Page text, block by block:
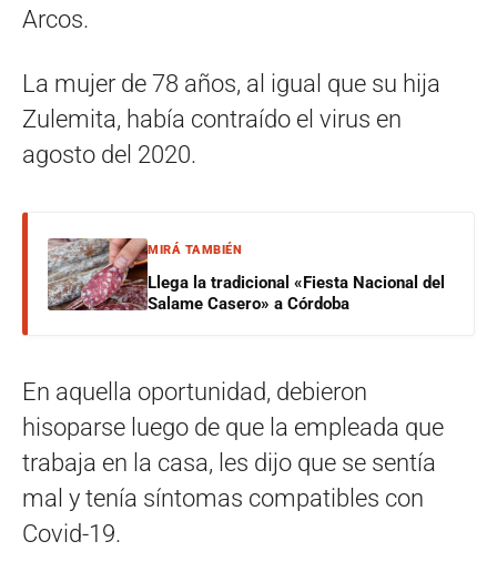
Arcos.
La mujer de 78 años, al igual que su hija
Zulemita, había contraído el virus en
agosto del 2020.
MIRÁ TAMBIÉN
Llega la tradicional «Fiesta Nacional del
Salame Casero» a Córdoba
En aquella oportunidad, debieron
hisoparse luego de que la empleada que
trabaja en la casa, les dijo que se sentía
mal y tenía síntomas compatibles con
Covid-19.